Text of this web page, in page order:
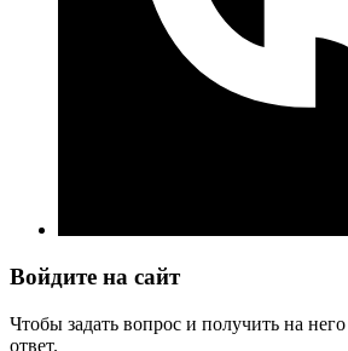
Войдите на сайт
Чтобы задать вопрос и получить на
ответ.